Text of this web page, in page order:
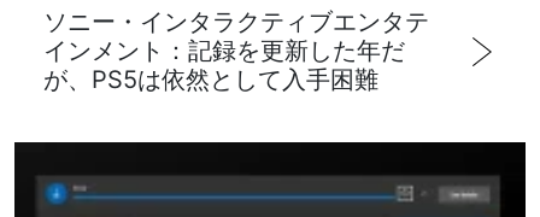
ソニー・インタラクティブエンタテ
インメント：記録を更新した年だ
が、PS5は依然として入手困難